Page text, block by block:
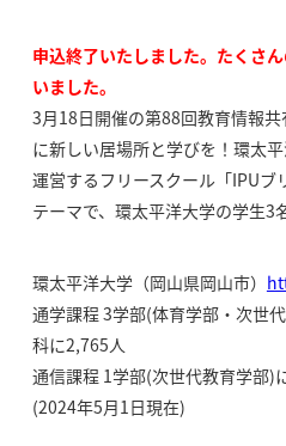
申込終了いたしました。たくさ
いました。
3月18日開催の第88回教育情報
に新しい居場所と学びを！環太
運営するフリースクール「IPUブ
テーマで、環太平洋大学の学生3
環太平洋大学（岡山県岡山市）
通学課程 3学部(体育学部・次世
科に2,765人
通信課程 1学部(次世代教育学部)
(2024年5月1日現在)